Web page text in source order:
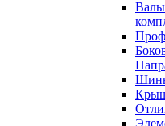
Валы